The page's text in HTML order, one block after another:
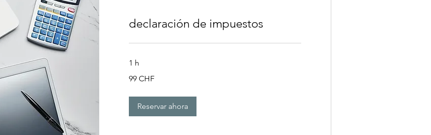
declaración de impuestos
1 h
francos
99 CHF
Reservar ahora